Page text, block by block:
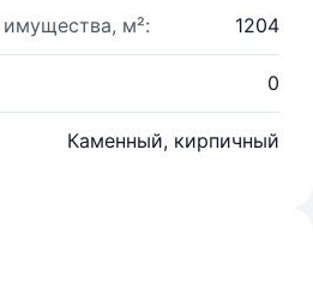
м²: 1204
0
Каменный, кирпичный